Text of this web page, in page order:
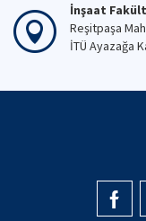
İnşaat
Reşitpaşa
İTÜ Ayazağa